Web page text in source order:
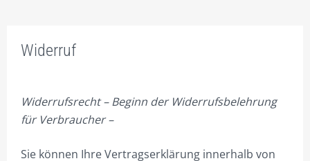
10M MAST
Widerruf
Widerrufsrecht– Beginn der Widerrufsbelehrung
für Verbraucher –
Sie können Ihre Vertragserklärung innerhalb von